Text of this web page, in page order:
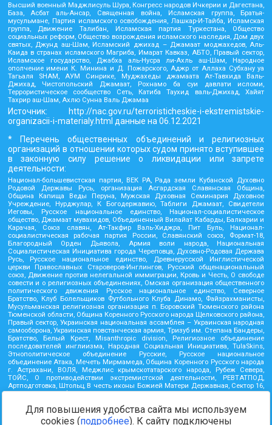
Высший военный Маджлисуль Шура, Конгресс народов Ичкерии и Дагестана,
База, Асбат аль-Ансар, Священная война, Исламская группа, Братья-
мусульмане, Партия исламского освобождения, Лашкар-И-Тайба, Исламская
группа, Движение Талибан, Исламская партия Туркестана, Общество
социальных реформ, Общество возрождения исламского наследия, Дом двух
святых, Джунд аш-Шам, Исламский джихад – Джамаат моджахедов, Аль-
Каида в странах исламского Магриба, Имарат Кавказ, АБТО, Правый сектор,
Исламское государство, Джабха аль-Нусра ли-Ахль аш-Шам, Народное
ополчение имени К. Минина и Д. Пожарского, Аджр от Аллаха Субхану уа
Тагьаля SHAM, АУМ Синрике, Муджахеды джамаата Ат-Тавхида Валь-
Джихад, Чистопольский Джамаат, Рохнамо ба суи давлати исломи,
Террористическое сообщество Сеть, Катиба Таухид валь-Джихад, Хайят
Тахрир аш-Шам, Ахлю Сунна Валь Джамаа
Источник: http://nac.gov.ru/terroristicheskie-i-ekstremistskie-
organizacii-i-materialy.html данные на 06.12.2021
* Перечень общественных объединений и религиозных
организаций в отношении которых судом принято вступившее
в законную силу решение о ликвидации или запрете
деятельности:
Национал-большевистская партия, ВЕК РА, Рада земли Кубанской Духовно
Родовой Державы Русь, организация Асгардская Славянская Община,
Община Капища Веды Перуна, Мужская Духовная Семинария Духовное
Учреждение, Нурджулар, К Богодержавию, Таблиги Джамаат, Свидетели
Иеговы, Русское национальное единство, Национал-социалистическое
общество, Джамаат мувахидов, Объединенный Вилайат Кабарды, Балкарии и
Карачая, Союз славян, Ат-Такфир Валь-Хиджра, Пит Буль, Национал-
социалистическая рабочая партия России, Славянский союз, Формат-18,
Благородный Орден Дьявола, Армия воли народа, Национальная
Социалистическая Инициатива города Череповца, Духовно-Родовая Держава
Русь, Русское национальное единство, Древнерусской Инглистической
церкви Православных Староверов-Инглингов, Русский общенациональный
союз, Движение против нелегальной иммиграции, Кровь и Честь, О свободе
совести и о религиозных объединениях, Омская организация общественного
политического движения Русское национальное единство, Северное
Братство, Клуб Болельщиков Футбольного Клуба Динамо, Файзрахманисты,
Мусульманская религиозная организация п. Боровский Тюменского района
Тюменской области, Община Коренного Русского народа Щелковского района,
Правый сектор, Украинская национальная ассамблея – Украинская народная
самооборона, Украинская повстанческая армия, Тризуб им. Степана Бандеры,
Братство, Белый Крест, Misanthropic division, Религиозное объединение
последователей инглиизма, Народная Социальная Инициатива, TulaSkins,
Этнополитическое объединение Русские, Русское национальное
объединение Атака, Мечеть Мирмамеда, Община Коренного Русского народа
г. Астрахани, ВОЛЯ, Меджлис крымскотатарского народа, Рубеж Севера,
ТОЙС, О противодействии экстремистской деятельности, РЕВТАТПОД,
Артподготовка, Штольц, В честь иконы Божией Матери Державная, Сектор 16,
Независимость, Фирма, Молодежная правозащитная группа МПГ, Курсом
Славянских Сил Руси, Алля-Аят, Благотворительный пансионат Ак Умут,
Русская республика Русь, Арестантское уголовное единство, Башкорт, Нация и
Для повышения удобства сайта мы используем
cookies (подробнее). К сайту подключены